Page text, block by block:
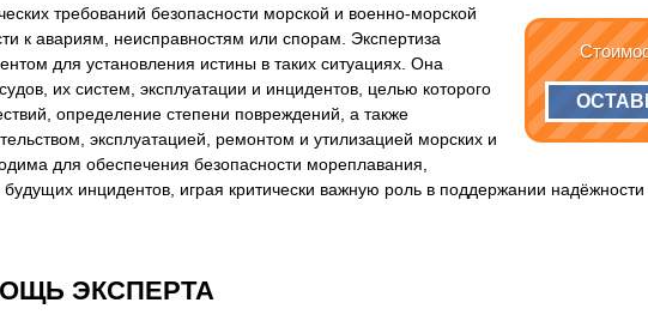
Генетическая экспертиза
Компьютерно-техническая экспертиза
Медицинская экспертиза
Патентоведческая экспертиза
Почерковедческая экспертиза
Психологическая экспертиза
Экспертиза давности создания документа
требований безопасности морской и военно-морской
к авариям, неисправностям или спорам. Экспертиза
для установления истины в таких ситуациях. Она
их систем, эксплуатации и инцидентов, целью которого
определение степени повреждений, а также
эксплуатацией, ремонтом и утилизацией морских и
для обеспечения безопасности мореплавания,
инцидентов, играя критически важную роль в поддержании
ЭКСПЕРТА